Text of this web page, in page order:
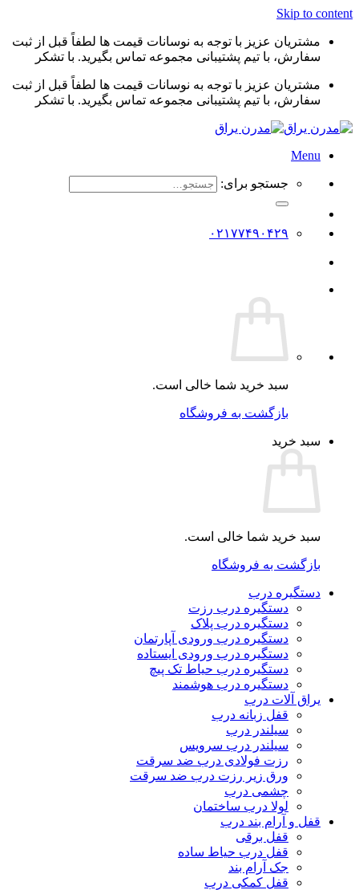
Skip to content
مشتریان عزیز با توجه به نوسانات قیمت ها لطفاً قبل از ثبت
سفارش، با تیم پشتیبانی مجموعه تماس بگیرید. با تشکر
مشتریان عزیز با توجه به نوسانات قیمت ها لطفاً قبل از ثبت
سفارش، با تیم پشتیبانی مجموعه تماس بگیرید. با تشکر
Menu
جستجو برای:
۰۲۱۷۷۴۹۰۴۲۹
سبد خرید شما خالی است.
بازگشت به فروشگاه
سبد خرید
سبد خرید شما خالی است.
بازگشت به فروشگاه
دستگیره درب
دستگیره درب رزت
دستگیره درب پلاک
دستگیره درب ورودی آپارتمان
دستگیره درب ورودی ایستاده
دستگیره درب حیاط تک پیچ
دستگیره درب هوشمند
یراق آلات درب
قفل زبانه درب
سیلندر درب
سیلندر درب سرویس
رزت فولادی درب ضد سرقت
ورق زیر رزت درب ضد سرقت
چشمی درب
لولا درب ساختمان
قفل و آرام بند درب
قفل برقی
قفل درب حیاط ساده
جک آرام بند
قفل کمکی درب